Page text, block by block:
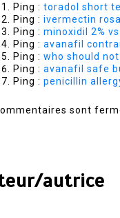
Ping : toradol short
Ping : ivermectin
Ping : minoxidil 2%
Ping : avanafil
Ping : who should
Ping : avanafil safe
Ping : penicillin
sont
autrice